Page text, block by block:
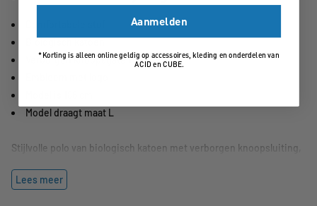
Biologisch katoen
Verborgen knoopsgaten
Model draagt maat L
Stijlvolle polo van biologisch katoen met verborgen knoopsluiting,
Lees meer
Aanmelden
*Korting is alleen online geldig op accessoires, kleding en onderdelen van
ACID en CUBE.